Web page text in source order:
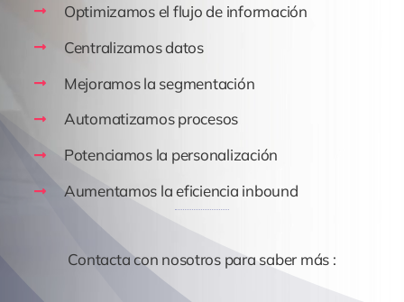
Optimizamos el flujo de información
Centralizamos datos
Mejoramos la segmentación
Automatizamos procesos
Potenciamos la personalización
Aumentamos la eficiencia inbound
Contacta con nosotros para saber más :